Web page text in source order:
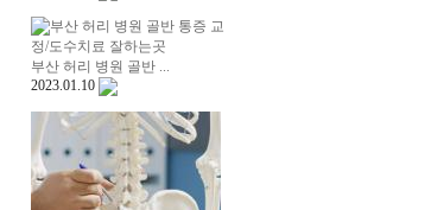
부산 허리 병원 골반 ...
2023.01.10